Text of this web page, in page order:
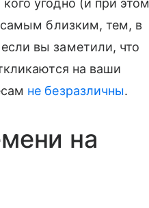
угодно (и при этом
самым близким, тем, в
вы заметили, что
на ваши
не безразличны.
на